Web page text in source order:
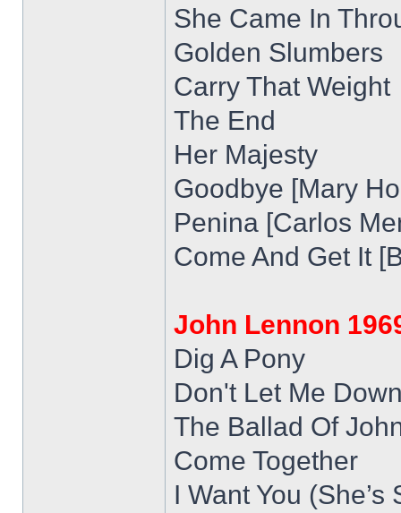
She Came In
Golden Slumbers
Carry That Weight
The End
Her Majesty
Goodbye [Mary
Penina [Carlos
Come And Get It
John Lennon
Dig A Pony
Don't Let Me
The Ballad Of
Come Together
I Want You (She’s